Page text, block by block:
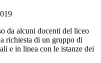
da alcuni docenti del liceo
richiesta di un gruppo di
e in linea con le istanze dei